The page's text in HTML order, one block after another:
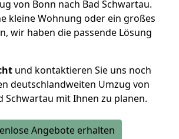
von Bonn nach Bad Schwartau.
kleine Wohnung oder ein großes
wir haben die passende Lösung
und kontaktieren Sie uns noch
deutschlandweiten Umzug von
Schwartau mit Ihnen zu planen.
Angebote erhalten